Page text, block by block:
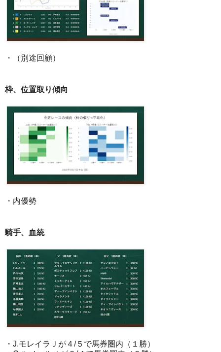
・（別途回顧）
枠、位置取り傾向
・内優勢
騎手、血統
・J.モレイラＪが４/５で馬券圏内（１勝）